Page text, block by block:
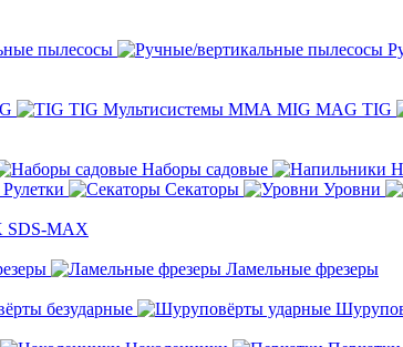
пылесосы
TIG Мультисистемы ММА MIG MAG TIG
Наборы садовые
Рулетки Секаторы Уровни
SDS-MAX
Ламельные фрезеры
безударные